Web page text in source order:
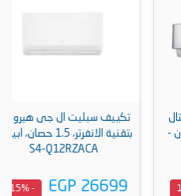
تكييف سبليت ال جى هيرو بارد
بتقنية الانفرتر، 1.5 حصان، ابيض -
S4-Q12RZACA
EGP 26699
- 15%